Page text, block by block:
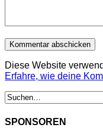
Diese Website
Erfahre, wie deine
SPONSOREN